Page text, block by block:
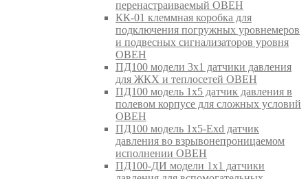
перенастраиваемый ОВЕН
КК-01 клеммная коробка для
подключения погружных уровнемеров
и подвесных сигнализаторов уровня
ОВЕН
ПД100 модели 3х1 датчики давления
для ЖКХ и теплосетей ОВЕН
ПД100 модель 1х5 датчик давления в
полевом корпусе для сложных условий
ОВЕН
ПД100 модель 1х5-Exd датчик
давления во взрывонепроницаемом
исполнении ОВЕН
ПД100-ДИ модели 1х1 датчики